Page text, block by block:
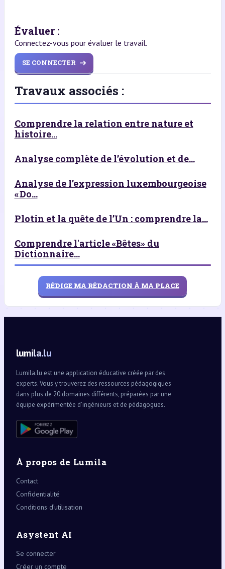
Évaluer :
Connectez-vous pour évaluer le travail.
SE CONNECTER
Travaux associés :
Comprendre la relation entre nature et
histoire...
Analyse complète de l’évolution et de...
Analyse de l’expression luxembourgeoise
« Do...
Plotin et la quête de l’Un : comprendre la...
Comprendre l'article «Bêtes» du
Dictionnaire...
RÉDIGE MA RÉDACTION À MA PLACE
lumila.lu
Lumila.lu est une application éducative créée par des
experts. Vous y trouverez des ressources pédagogiques
dans plus de 20 domaines différents, préparées par une
équipe expérimentée d’ingénieurs et de pédagogues.
À propos de Lumila
Contact
Confidentialité
Conditions d’utilisation
Asystent AI
Se connecter
Créer un compte